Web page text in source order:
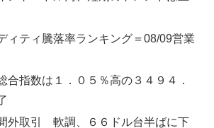
ィティ騰落率ランキング＝08/09営業
指数は１．０５％高の３４９４．
外取引 軟調、６６ドル台半ばに下